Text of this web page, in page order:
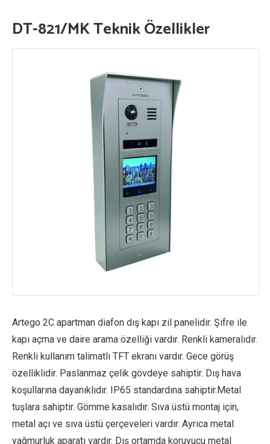
DT-821/MK Teknik Özellikler
Artego 2C apartman diafon dış kapı zil panelidir. Şifre ile
kapı açma ve daire arama özelliği vardır. Renkli kameralıdır.
Renkli kullanım talimatlı TFT ekranı vardır. Gece görüş
özelliklidir. Paslanmaz çelik gövdeye sahiptir. Dış hava
koşullarına dayanıklıdır. IP65 standardına sahiptir.Metal
tuşlara sahiptir. Gömme kasalıdır. Sıva üstü montaj için,
metal açı ve sıva üstü çerçeveleri vardır. Ayrıca metal
yağmurluk aparatı vardır. Dış ortamda koruyucu metal